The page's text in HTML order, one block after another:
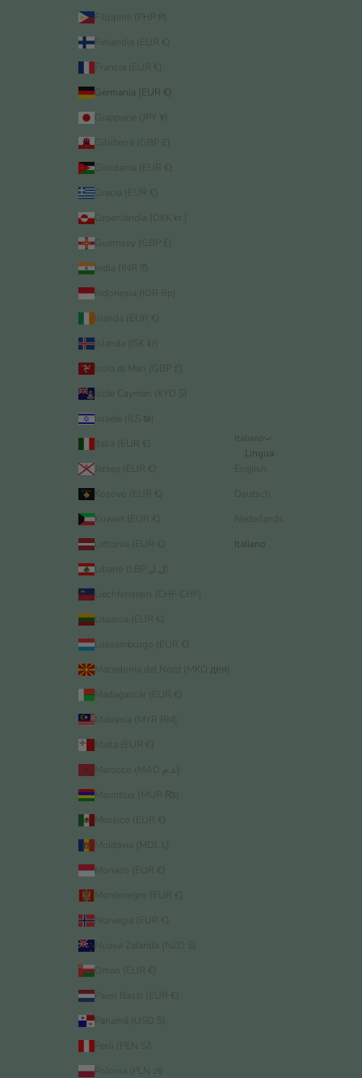
Filippine (PHP ₱)
Finlandia (EUR €)
Francia (EUR €)
Germania (EUR €)
Giappone (JPY ¥)
Gibilterra (GBP £)
Giordania (EUR €)
Grecia (EUR €)
Groenlandia (DKK kr.)
Guernsey (GBP £)
India (INR ₹)
Indonesia (IDR Rp)
Irlanda (EUR €)
Islanda (ISK kr)
Isola di Man (GBP £)
Isole Cayman (KYD $)
Israele (ILS ₪)
Italia (EUR €)
Jersey (EUR €)
Kuwait (EUR €)
Lettonia (EUR €)
Liechtenstein (CHF CHF)
Lituania (EUR €)
Lussemburgo (EUR €)
Macedonia del Nord (MKD ден)
Madagascar (EUR €)
Malaysia (MYR RM)
Malta (EUR €)
Mauritius (MUR ₨)
Messico (EUR €)
Moldavia (MDL L)
Monaco (EUR €)
Montenegro (EUR €)
Norvegia (EUR €)
Nuova Zelanda (NZD $)
Oman (EUR €)
Panamá (USD $)
Perù (PEN S/)
Polonia (PLN zł)
Italiano
Lingua
English
Deutsch
Nederlands
Italiano